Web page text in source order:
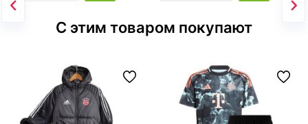
С этим товаром покупают